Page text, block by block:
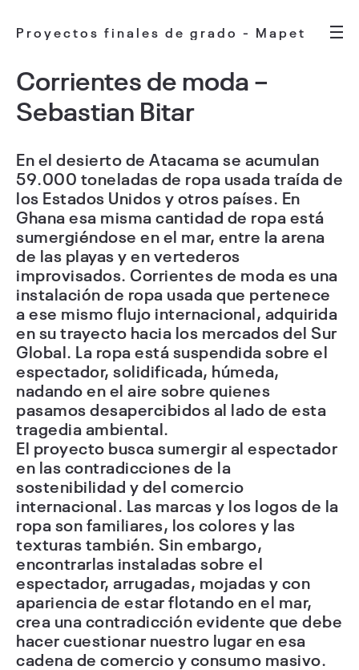
Proyectos finales de grado - Mapet
Corrientes de moda –
Sebastian Bitar
En el desierto de Atacama se acumulan
59.000 toneladas de ropa usada traída de
los Estados Unidos y otros países. En
Ghana esa misma cantidad de ropa está
sumergiéndose en el mar, entre la arena
de las playas y en vertederos
improvisados. Corrientes de moda es una
instalación de ropa usada que pertenece
a ese mismo flujo internacional, adquirida
en su trayecto hacia los mercados del Sur
Global. La ropa está suspendida sobre el
espectador, solidificada, húmeda,
nadando en el aire sobre quienes
pasamos desapercibidos al lado de esta
tragedia ambiental.
El proyecto busca sumergir al espectador
en las contradicciones de la
sostenibilidad y del comercio
internacional. Las marcas y los logos de la
ropa son familiares, los colores y las
texturas también. Sin embargo,
encontrarlas instaladas sobre el
espectador, arrugadas, mojadas y con
apariencia de estar flotando en el mar,
crea una contradicción evidente que debe
hacer cuestionar nuestro lugar en esa
cadena de comercio y consumo masivo.